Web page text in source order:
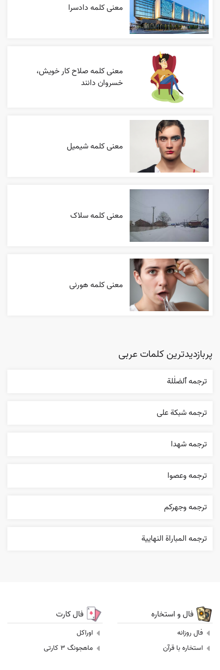
معنی کلمه دادسرا
معنی کلمه صلاح کار خویش،
خسروان دانند
معنی کلمه شیمیل
معنی کلمه سلاک
معنی کلمه هورنی
پربازدیدترین کلمات عربی
ترجمه ٱلضلٰلة
ترجمه شبکة علی
ترجمه شهدا
ترجمه وعصوا
ترجمه وجهرکم
ترجمه المباراة النهایية
فال و استخاره
فال روزانه
استخاره با قرآن
فال کارت
اوراکل
ماهجونگ 3 کارتی